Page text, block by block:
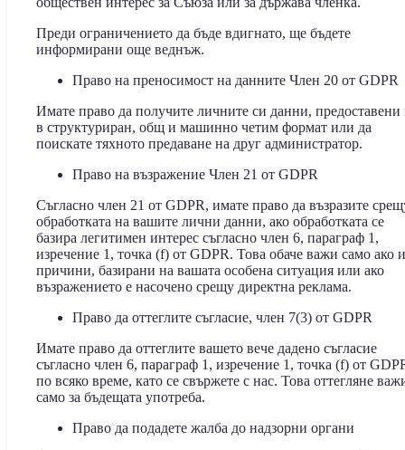
Преди ограничението да бъде вдигнато, ще бъдете
информирани още веднъж.
Право на преносимост на данните Член 20 от GDPR
Имате право да получите личните си данни, предоставени
в структуриран, общ и машинно четим формат или да
поискате тяхното предаване на друг администратор.
Право на възражение Член 21 от GDPR
Съгласно член 21 от GDPR, имате право да възразите
обработката на вашите лични данни, ако обработката се
базира легитимен интерес съгласно член 6, параграф 1,
изречение 1, точка (f) от GDPR. Това обаче важи само ако
причини, базирани на вашата особена ситуация или ако
възражението е насочено срещу директна реклама.
Право да оттеглите съгласие, член 7(3) от GDPR
Имате право да оттеглите вашето вече дадено съгласие
съгласно член 6, параграф 1, изречение 1, точка (f) от
по всяко време, като се свържете с нас. Това оттегляне
само за бъдещата употреба.
Право да подадете жалба до надзорни органи